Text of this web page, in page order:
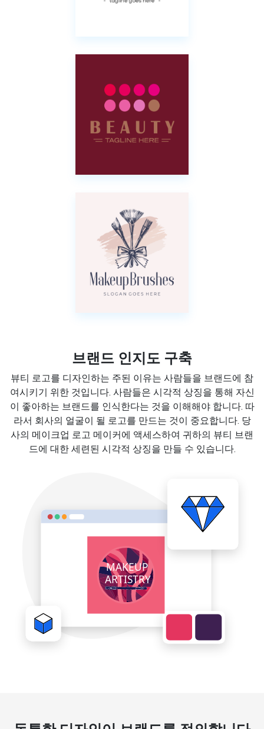
브랜드 인지도 구축
뷰티 로고를 디자인하는 주된 이유는 사람들을 브랜드에 참
여시키기 위한 것입니다. 사람들은 시각적 상징을 통해 자신
이 좋아하는 브랜드를 인식한다는 것을 이해해야 합니다. 따
라서 회사의 얼굴이 될 로고를 만드는 것이 중요합니다. 당
사의 메이크업 로고 메이커에 액세스하여 귀하의 뷰티 브랜
드에 대한 세련된 시각적 상징을 만들 수 있습니다.